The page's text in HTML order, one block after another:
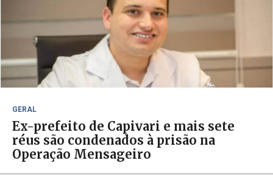
GERAL
Ex-prefeito de Capivari e mais sete
réus são condenados à prisão na
Operação Mensageiro